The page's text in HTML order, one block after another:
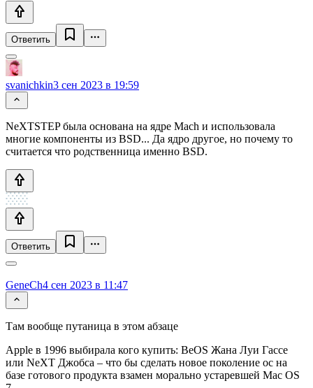
Ответить
svanichkin3 сен 2023 в 19:59
NeXTSTEP была основана на ядре Mach и использовала
многие компоненты из BSD... Да ядро другое, но почему то
считается что родственница именно BSD.
Ответить
GeneCh4 сен 2023 в 11:47
Там вообще путаница в этом абзаце
Apple в 1996 выбирала кого купить: BeOS Жана Луи Гассе
или NeXT Джобса – что бы сделать новое поколение ос на
базе готового продукта взамен морально устаревшей Mac OS